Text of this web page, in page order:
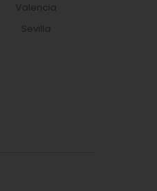
Valencia
Sevilla